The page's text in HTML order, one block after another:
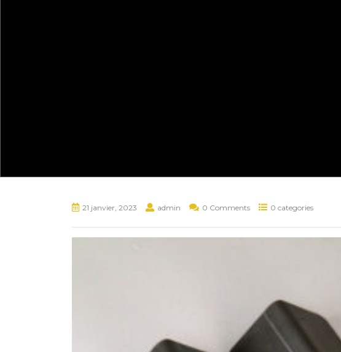
21 janvier, 2023 admin 0 Comments 0 categories